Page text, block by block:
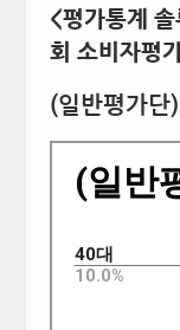
<평가통계
회 소비자평
(일반평가단